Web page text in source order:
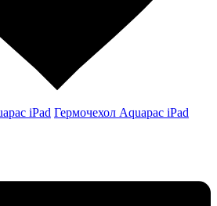
Гермочехол Aquapac iPad